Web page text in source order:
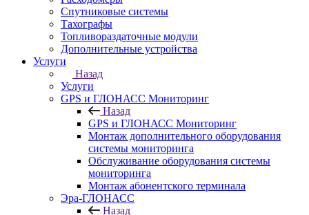
Спутниковые системы
Тахографы
Топливораздаточные модули
Дополнительные устройства
Услуги
Назад
Услуги
GPS и ГЛОНАСС Мониторинг
Назад
GPS и ГЛОНАСС Мониторинг
Монтаж дополнительного оборудования
системы мониторинга
Обслуживание оборудования системы
мониторинга
Монтаж абонентского терминала
Эра-ГЛОНАСС
Назад